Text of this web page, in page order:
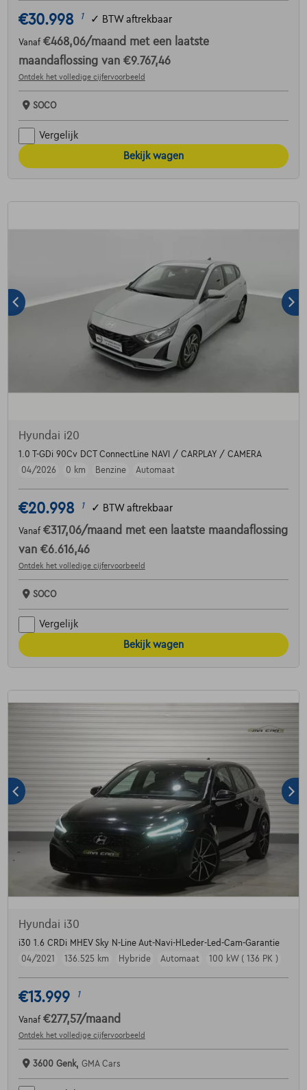
€30.998 1 ✓ BTW aftrekbaar
Vanaf €468,06/maand met een laatste
maandaflossing van €9.767,46
Ontdek het volledige cijfervoorbeeld
SOCO
Vergelijk
Bekijk wagen
Hyundai i20
1.0 T-GDi 90Cv DCT ConnectLine NAVI / CARPLAY / CAMERA
04/2026
0 km Benzine Automaat
€20.998 1 ✓ BTW aftrekbaar
Vanaf €317,06/maand met een laatste maandaflossing
van €6.616,46
Ontdek het volledige cijfervoorbeeld
SOCO
Vergelijk
Bekijk wagen
Hyundai i30
i30 1.6 CRDi MHEV Sky N-Line Aut-Navi-HLeder-Led-Cam-Garantie
04/2021
136.525 km Hybride Automaat 100 kW ( 136 PK )
€13.999 1
Vanaf €277,57/maand
Ontdek het volledige cijfervoorbeeld
3600 Genk, GMA Cars